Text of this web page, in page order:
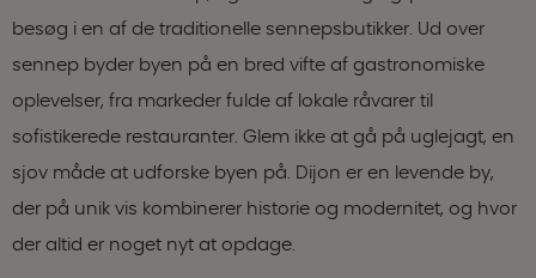
besøg i en af de traditionelle sennepsbutikker. Ud over
sennep byder byen på en bred vifte af gastronomiske
oplevelser, fra markeder fulde af lokale råvarer til
sofistikerede restauranter. Glem ikke at gå på uglejagt, en
sjov måde at udforske byen på. Dijon er en levende by,
der på unik vis kombinerer historie og modernitet, og hvor
der altid er noget nyt at opdage.